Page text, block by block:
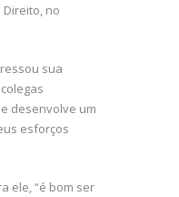
no
sua
desenvolve um
esforços
ele, “é bom ser